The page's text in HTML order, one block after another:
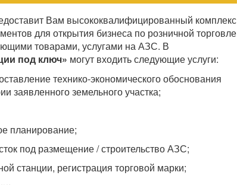
Вам высококвалифицированный комплекс
для открытия бизнеса по розничной торговле
товарами, услугами на АЗС. В
под ключ» могут входить следующие услуги:
технико-экономического обоснования
заявленного земельного участка;
планирование;
под размещение / строительство АЗС;
станции, регистрация торговой марки;